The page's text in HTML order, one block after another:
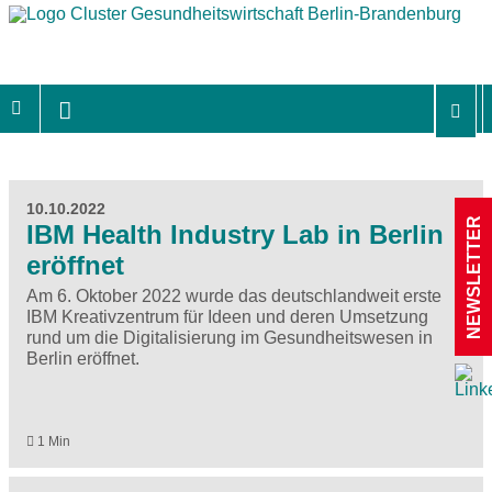
10.10.2022
IBM Health Industry Lab in Berlin
eröffnet
Am 6. Oktober 2022 wurde das deutschlandweit erste
IBM Kreativzentrum für Ideen und deren Umsetzung
rund um die Digitalisierung im Gesundheitswesen in
Berlin eröffnet.
1 Min
NEWSLETTER